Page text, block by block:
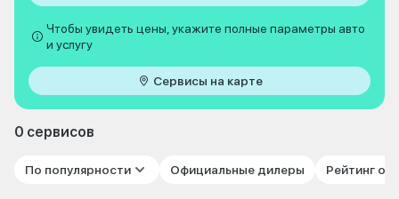
Чтобы увидеть цены, укажите полные параметры авто
и услугу
Сервисы на карте
0 сервисов
По популярности Официальные дилеры Рейтинг